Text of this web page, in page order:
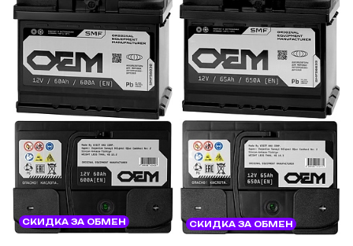
СКИДКА ЗА ОБМЕН СКИДКА ЗА ОБМЕН